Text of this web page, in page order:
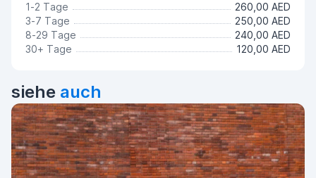
1-2 Tage
260,00 AED
3-7 Tage
250,00 AED
8-29 Tage
240,00 AED
30+ Tage
120,00 AED
siehe auch